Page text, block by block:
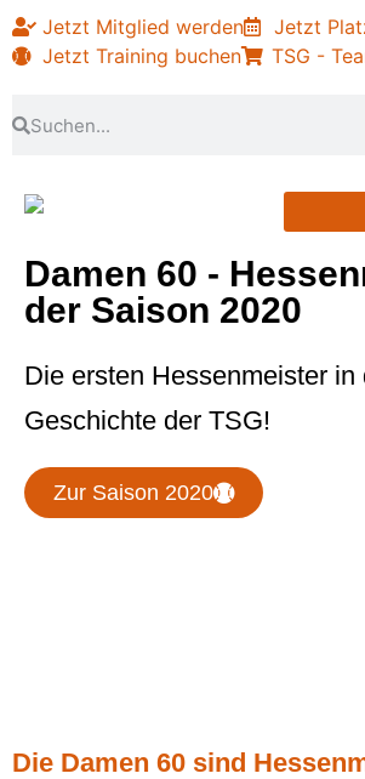
Jetzt Mitglied werden
Jetzt
Jetzt Training buchen
TSG -
Damen 60 -
der Saison 2020
Die ersten Hessenmeister in
Geschichte der TSG!
Zur Saison 2020
Die Damen 60 sind